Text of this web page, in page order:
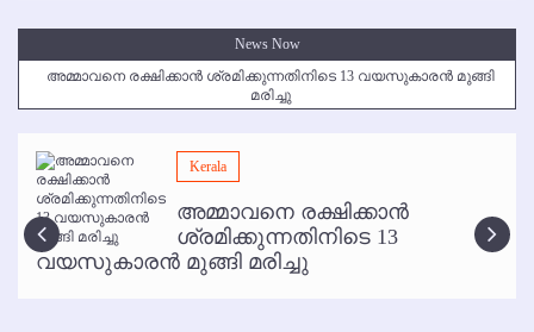
News Now
അമ്മാവനെ രക്ഷിക്കാന്‍ ശ്രമിക്കുന്നതിനിടെ 13 വയസുകാരന്‍ മുങ്ങി
മരിച്ചു
മമ്പുറം ആണ്ടു നേര്‍ച്ച ജൂണ്‍ 17 മുതല്‍
ഇനി രമേശ് പിഷാരടി സ്റ്റേജ് ഷോകള്‍ക്ക് ഇല്ല
കോഴിക്കോട് വിമാനത്താവളത്തില്‍ അനധികൃത പാര്‍ക്കിംഗ് പിരിവ് :
പരാതി തള്ളി
Kerala
അമ്മാവനെ രക്ഷിക്കാന്‍
ശ്രമിക്കുന്നതിനിടെ 13
വയസുകാരന്‍ മുങ്ങി മരിച്ചു